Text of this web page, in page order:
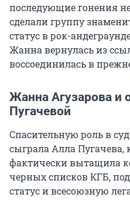
последующие гонения
сделали группу
статус в рок-
Жанна вернулась из
воссоединилась в
Жанна Агузарова и
Пугачевой
Спасительную роль в
сыграла Алла Пугачева,
фактически вытащила
черных списков КГБ,
статус и всесоюзную